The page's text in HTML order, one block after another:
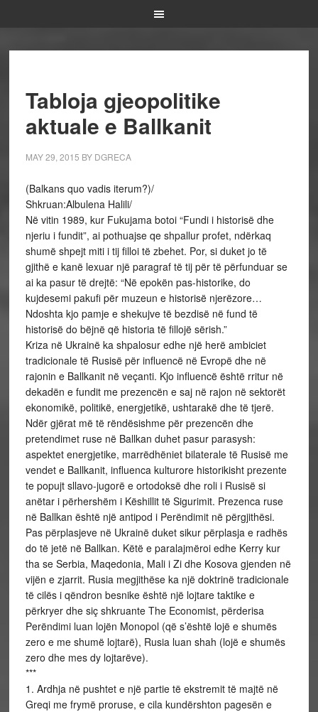
Tabloja gjeopolitike
aktuale e Ballkanit
MAY 29, 2015 BY DGRECA
(Balkans quo vadis iterum?)/
Shkruan:Albulena Halili/
Në vitin 1989, kur Fukujama botoi “Fundi i historisë dhe
njeriu i fundit”, ai pothuajse qe shpallur profet, ndërkaq
shumë shpejt miti i tij filloi të zbehet. Por, si duket jo të
gjithë e kanë lexuar një paragraf të tij për të përfunduar se
ai ka pasur të drejtë: “Në epokën pas-historike, do
kujdesemi pakufi për muzeun e historisë njerëzore…
Ndoshta kjo pamje e shekujve të bezdisë në fund të
historisë do bëjnë që historia të fillojë sërish.”
Kriza në Ukrainë ka shpalosur edhe një herë ambiciet
tradicionale të Rusisë për influencë në Evropë dhe në
rajonin e Ballkanit në veçanti. Kjo influencë është rritur në
dekadën e fundit me prezencën e saj në rajon në sektorët
ekonomikë, politikë, energjetikë, ushtarakë dhe të tjerë.
Ndër gjërat më të rëndësishme për prezencën dhe
pretendimet ruse në Ballkan duhet pasur parasysh:
aspektet energjetike, marrëdhëniet bilaterale të Rusisë me
vendet e Ballkanit, influenca kulturore historikisht prezente
te popujt sllavo-jugorë e ortodoksë dhe roli i Rusisë si
anëtar i përhershëm i Këshillit të Sigurimit. Prezenca ruse
në Ballkan është një antipod i Perëndimit në përgjithësi.
Pas përplasjeve në Ukrainë duket sikur përplasja e radhës
do të jetë në Ballkan. Këtë e paralajmëroi edhe Kerry kur
tha se Serbia, Maqedonia, Mali i Zi dhe Kosova gjenden në
vijën e zjarrit. Rusia megjithëse ka një doktrinë tradicionale
të cilës i qëndron besnike është një lojtare taktike e
përkryer dhe siç shkruante The Economist, përderisa
Perëndimi luan lojën Monopol (që s’është lojë e shumës
zero e me shumë lojtarë), Rusia luan shah (lojë e shumës
zero dhe mes dy lojtarëve).
***
1. Ardhja në pushtet e një partie të ekstremit të majtë në
Greqi me frymë proruse, e cila kundërshton pagesën e